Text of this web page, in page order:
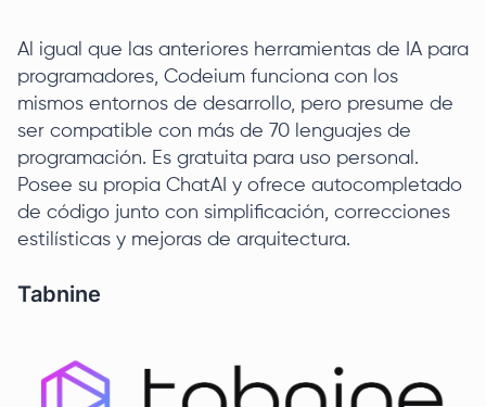
Al igual que las anteriores herramientas de IA para
programadores, Codeium funciona con los
mismos entornos de desarrollo, pero presume de
ser compatible con más de 70 lenguajes de
programación. Es gratuita para uso personal.
Posee su propia ChatAI y ofrece autocompletado
de código junto con simplificación, correcciones
estilísticas y mejoras de arquitectura.
Tabnine